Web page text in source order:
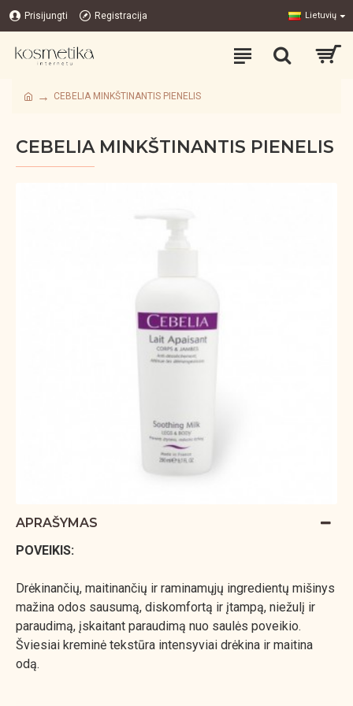
Prisijungti Registracija Lietuvių
CEBELIA MINKŠTINANTIS PIENELIS
CEBELIA MINKŠTINANTIS PIENELIS
APRAŠYMAS
POVEIKIS:
Drėkinančių, maitinančių ir raminamųjų ingredientų mišinys
mažina odos sausumą, diskomfortą ir įtampą, niežulį ir
paraudimą, įskaitant paraudimą nuo saulės poveikio.
Šviesiai kreminė tekstūra intensyviai drėkina ir maitina
odą.